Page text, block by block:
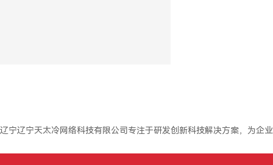
辽宁辽宁天太冷网络科技有限公司专注于研发创新科技解决方案，为企